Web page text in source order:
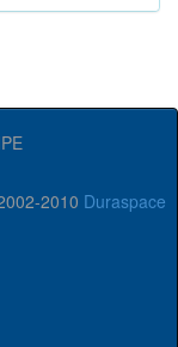
2010 Duraspace